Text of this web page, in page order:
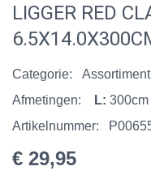
LIGGER RED
Categorie:
Afmetingen:
L: 300cm
Artikelnummer:
€ 29,95